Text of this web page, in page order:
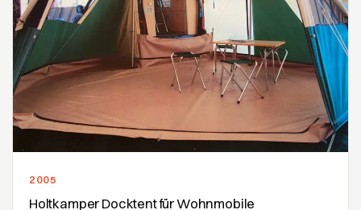
2005
Holtkamper Docktent für Wohnmobile